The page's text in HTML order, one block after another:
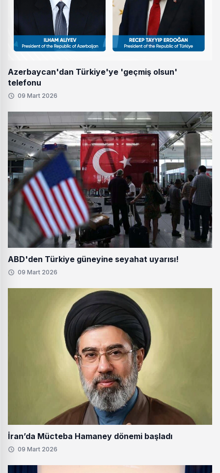
Azerbaycan'dan Türkiye'ye 'geçmiş olsun'
telefonu
09 Mart 2026
ABD'den Türkiye güneyine seyahat uyarısı!
09 Mart 2026
İran’da Mücteba Hamaney dönemi başladı
09 Mart 2026